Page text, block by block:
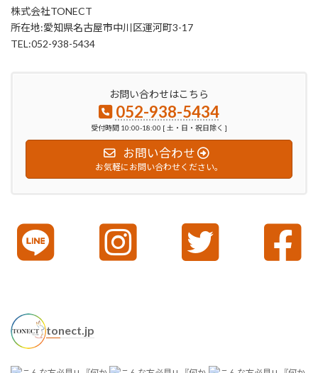
株式会社TONECT
所在地:愛知県名古屋市中川区運河町3-17
TEL:052-938-5434
お問い合わせはこちら
052-938-5434
受付時間 10:00-18:00 [ 土・日・祝日除く ]
お問い合わせ
お気軽にお問い合わせください。
tonect.jp